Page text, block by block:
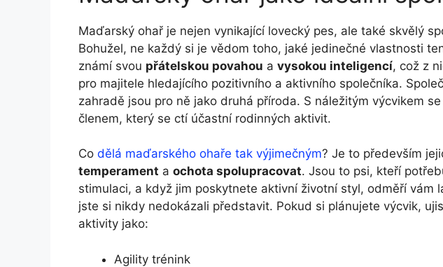
Maďarský ohař je nejen vynikající lovecký pes, ale také skvělý
Bohužel, ne každý si je vědom toho, jaké jedinečné vlastnosti
známí svou přátelskou povahou a vysokou inteligencí, což z
pro majitele hledajícího pozitivního a aktivního společníka.
zahradě jsou pro ně jako druhá příroda. S náležitým výcvikem
členem, který se ctí účastní rodinných aktivit.
Co dělá maďarského ohaře tak výjimečným? Je to především
temperament a ochota spolupracovat. Jsou to psi, kteří
stimulaci, a když jim poskytnete aktivní životní styl, odměří vám
jste si nikdy nedokázali představit. Pokud si plánujete výcvik,
aktivity jako:
Agility trénink